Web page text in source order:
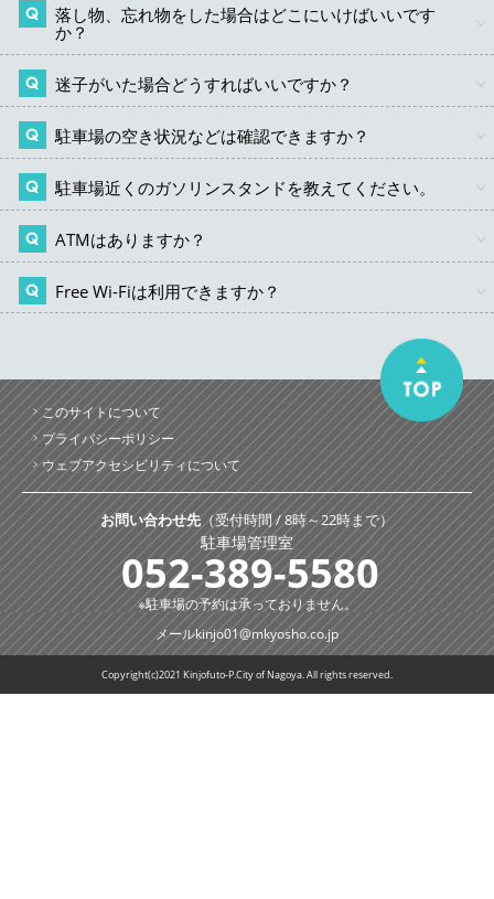
名古屋市では市施設建物内原則全面禁煙となっています
ので喫煙はできません。ご理解くださいますよう お願い
いたします。
落し物、忘れ物をした場合はどこにいけばいいです
か？
3階インフォメーションまでお問い合わせ頂くか、駐車場
管理室へお電話ください。
迷子がいた場合どうすればいいですか？
お近くの係員にお声掛けいただくか、3階インフォメーシ
ョンまでご連絡くださいますようご協力の程お願いいた
します。
駐車場の空き状況などは確認できますか？
スマートフォンや携帯電話から、金城ふ頭駐車場ＨＰを
ご参照ください。URL：http://kinjo-p.jp/
駐車場近くのガソリンスタンドを教えてください。
金城ふ頭線を北に向かって、「西稲永」を左にいくとエ
ネオス（約5km）がございます。 ※2017年2月現在
ATMはありますか？
ございません。
Free Wi-Fiは利用できますか？
「NAGOYA Free Wi-Fi」がご利用いただけます。
「NAGOYA Free Wi-Fi」は、名古屋市と連携した民間事
業者が提供するWi-Fiサービスです。
どなたでも無料で、簡単に24時間ご利用いただくことが
出来ます。是非、ご利用ください。但し、30分ごとに
「認証手続き」が必要となります。
このサイトについて
プライバシーポリシー
ウェブアクセシビリティについて
お問い合わせ先（受付時間 / 8時～22時まで）
駐車場管理室
052-389-5580
※駐車場の予約は承っておりません。
メールkinjo01@mkyosho.co.jp
Copyright(c)2021 Kinjofuto-P.City of Nagoya. All rights reserved.